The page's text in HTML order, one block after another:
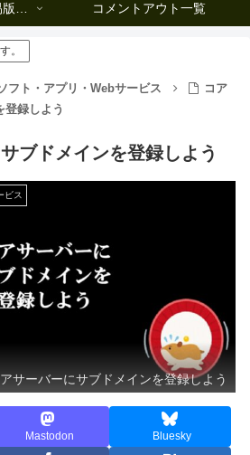
文字数カウンター〔簡易版複数行タイプ〕 コメントアウト一覧
。
フト・アプリ・Webサービス
コア
登録しよう
ブドメインを登録しよう
ビス
サーバーにサブドメインを登録しよう
Mastodon Bluesky